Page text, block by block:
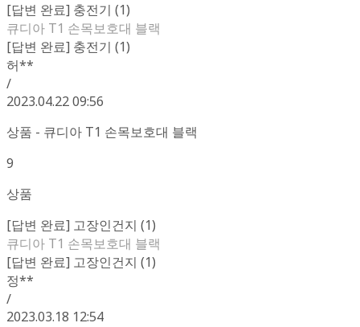
[답변 완료] 충전기 (1)
큐디아 T1 손목보호대 블랙
[답변 완료] 충전기 (1)
허**
/
2023.04.22 09:56
상품 - 큐디아 T1 손목보호대 블랙
9
상품
[답변 완료] 고장인건지 (1)
큐디아 T1 손목보호대 블랙
[답변 완료] 고장인건지 (1)
정**
/
2023.03.18 12:54